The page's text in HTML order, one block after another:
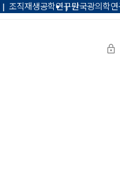
조직재생공학연구원단국광의학
lock